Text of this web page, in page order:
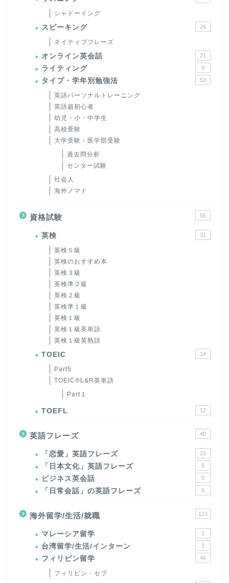
シャドーイング
スピーキング 26
ネイティブフレーズ
オンライン英会話 21
ライティング 9
タイプ・学年別勉強法 53
英語パーソナルトレーニング
英語超初心者
幼児・小・中学生
高校受験
大学受験・医学部受験
過去問分析
センター試験
社会人
海外ノマド
資格試験 55
英検 31
英検５級
英検のおすすめ本
英検３級
英検準２級
英検２級
英検準１級
英検１級
英検１級英単語
英検１級英熟語
TOEIC 14
Part5
TOEIC®L&R英単語
Part１
TOEFL 12
英語フレーズ 40
「恋愛」英語フレーズ 23
「日本文化」英語フレーズ 5
ビジネス英会話 5
「日常会話」の英語フレーズ 6
海外留学/生活/就職 123
マレーシア留学 1
台湾留学/生活/インターン 1
フィリピン留学 46
フィリピン・セブ